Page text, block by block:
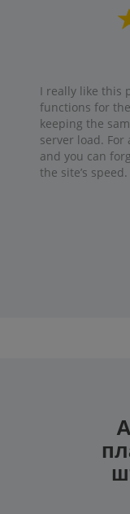
I really like this
functions for
keeping the
server load.
and you can
the site’s